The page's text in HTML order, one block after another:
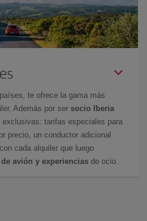
te ofrece la gama más
Además por ser socio Iberia
tarifas especiales para
precio, un conductor adicional
con cada alquiler que luego
avión y experiencias de ocio.